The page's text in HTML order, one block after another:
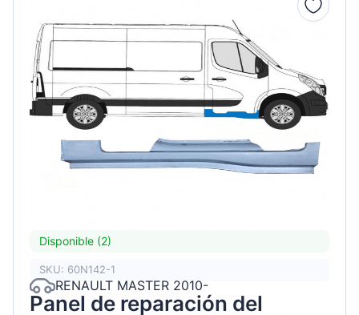
Disponible (2)
SKU: 60N142-1
RENAULT MASTER 2010-
Panel de reparación del